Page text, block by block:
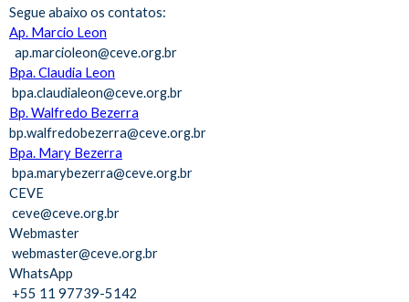
Segue abaixo os contatos:
Ap. Marcio Leon
ap.marcioleon@ceve.org.br
Bpa. Claudia Leon
bpa.claudialeon@ceve.org.br
Bp. Walfredo Bezerra
bp.walfredobezerra@ceve.org.br
Bpa. Mary Bezerra
bpa.marybezerra@ceve.org.br
CEVE
ceve@ceve.org.br
Webmaster
webmaster@ceve.org.br
WhatsApp
+55 11 97739-5142